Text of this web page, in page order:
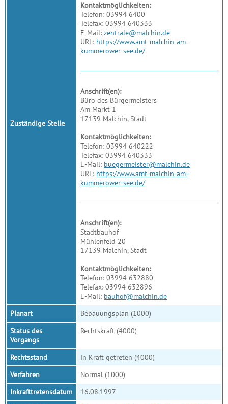
Zuständige Stelle
Kontaktmöglichkeiten:
Telefon: 03994 6400
Telefax: 03994 640333
E-Mail: zentrale@malchin.de
URL: https://www.amt-malchin-am-
kummerower-see.de/
Anschrift(en):
Büro des Bürgermeisters
Am Markt 1
17139 Malchin, Stadt
Kontaktmöglichkeiten:
Telefon: 03994 640222
Telefax: 03994 640333
E-Mail: buegermeister@malchin.de
URL: https://www.amt-malchin-am-
kummerower-see.de/
Anschrift(en):
Stadtbauhof
Mühlenfeld 20
17139 Malchin, Stadt
Kontaktmöglichkeiten:
Telefon: 03994 632880
Telefax: 03994 632896
E-Mail: bauhof@malchin.de
Planart
Bebauungsplan (1000)
Status des
Vorgangs
Rechtskraft (4000)
Rechtsstand
In Kraft getreten (4000)
Verfahren
Normal (1000)
Inkrafttretensdatum
16.08.1997